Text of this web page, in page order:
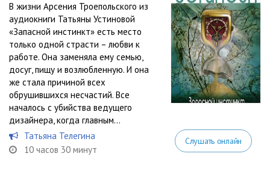
В жизни Арсения Троепольского из
аудиокниги Татьяны Устиновой
«Запасной инстинкт» есть место
только одной страсти – любви к
работе. Она заменяла ему семью,
досуг, пищу и возлюбленную. И она
же стала причиной всех
обрушившихся несчастий. Все
началось с убийства ведущего
дизайнера, когда главным...
Татьяна Телегина
10 часов 30 минут
Слушать онлайн